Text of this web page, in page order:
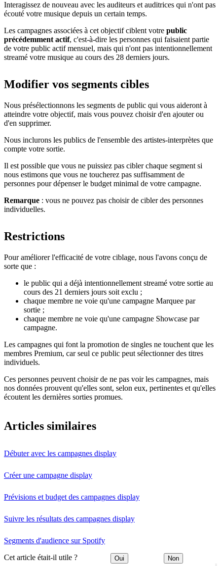
Interagissez de nouveau avec les auditeurs et auditrices qui n'ont pas
écouté votre musique depuis un certain temps.
Les campagnes associées à cet objectif ciblent votre public
précédemment actif, c'est-à-dire les personnes qui faisaient partie
de votre public actif mensuel, mais qui n'ont pas intentionnellement
streamé votre musique au cours des 28 derniers jours.
Modifier vos segments cibles
Nous présélectionnons les segments de public qui vous aideront à
atteindre votre objectif, mais vous pouvez choisir d'en ajouter ou
d'en supprimer.
Nous inclurons les publics de l'ensemble des artistes-interprètes que
compte votre sortie.
Il est possible que vous ne puissiez pas cibler chaque segment si
nous estimons que vous ne toucherez pas suffisamment de
personnes pour dépenser le budget minimal de votre campagne.
Remarque : vous ne pouvez pas choisir de cibler des personnes
individuelles.
Restrictions
Pour améliorer l'efficacité de votre ciblage, nous l'avons conçu de
sorte que :
le public qui a déjà intentionnellement streamé votre sortie au
cours des 21 derniers jours soit exclu ;
chaque membre ne voie qu'une campagne Marquee par
sortie ;
chaque membre ne voie qu'une campagne Showcase par
campagne.
Les campagnes qui font la promotion de singles ne touchent que les
membres Premium, car seul ce public peut sélectionner des titres
individuels.
Ces personnes peuvent choisir de ne pas voir les campagnes, mais
nos données prouvent qu'elles sont, selon eux, pertinentes et qu'elles
écoutent les dernières sorties promues.
Articles similaires
Débuter avec les campagnes display
Créer une campagne display
Prévisions et budget des campagnes display
Suivre les résultats des campagnes display
Segments d'audience sur Spotify
Cet article était-il utile ? Oui Non